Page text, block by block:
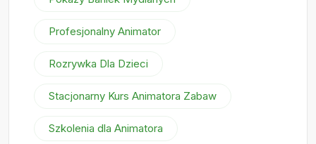
Profesjonalny Animator
Rozrywka Dla Dzieci
Stacjonarny Kurs Animatora Zabaw
Szkolenia dla Animatora